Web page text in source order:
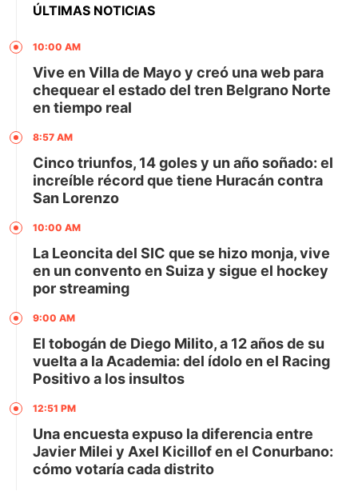
ÚLTIMAS NOTICIAS
10:00 AM
Vive en Villa de Mayo y creó una web para
chequear el estado del tren Belgrano Norte
en tiempo real
8:57 AM
Cinco triunfos, 14 goles y un año soñado: el
increíble récord que tiene Huracán contra
San Lorenzo
10:00 AM
La Leoncita del SIC que se hizo monja, vive
en un convento en Suiza y sigue el hockey
por streaming
9:00 AM
El tobogán de Diego Milito, a 12 años de su
vuelta a la Academia: del ídolo en el Racing
Positivo a los insultos
12:51 PM
Una encuesta expuso la diferencia entre
Javier Milei y Axel Kicillof en el Conurbano:
cómo votaría cada distrito